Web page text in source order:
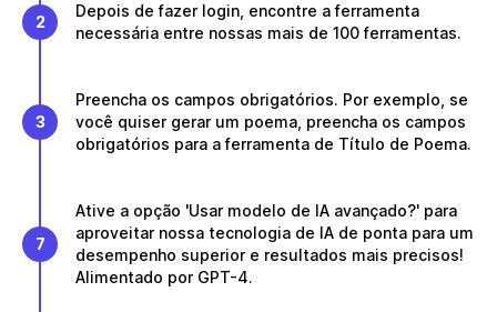
2
Depois de fazer login, encontre a ferramenta
necessária entre nossas mais de 100 ferramentas.
3
Preencha os campos obrigatórios. Por exemplo, se
você quiser gerar um poema, preencha os campos
obrigatórios para a ferramenta de Título de Poema.
7
Ative a opção 'Usar modelo de IA avançado?' para
aproveitar nossa tecnologia de IA de ponta para um
desempenho superior e resultados mais precisos!
Alimentado por GPT-4.